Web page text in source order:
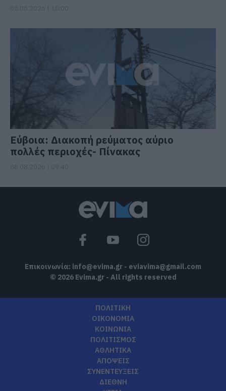
Εύβοια: Διακοπή ρεύματος αύριο
πολλές περιοχές- Πίνακας
Επικοινωνία: info@evima.gr - eviavima@gmail.com
© 2026 Evima.gr - All rights reserved
ΠΟΛΙΤΙΚΗ
ΟΙΚΟΝΟΜΙΑ
ΚΟΙΝΩΝΙΑ
ΠΟΛΙΤΙΣΜΟΣ
ΑΘΛΗΤΙΚΑ
ΑΠΟΨΕΙΣ
ΣΥΝΕΝΤΕΥΞΕΙΣ
ΔΙΕΘΝΗ